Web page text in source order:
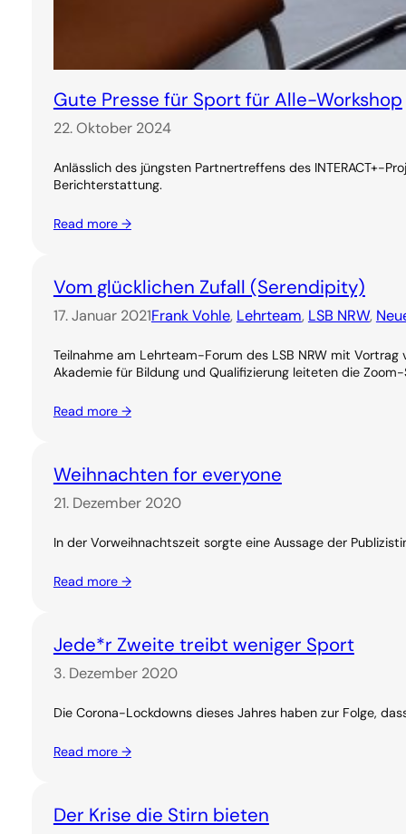
Gute Presse für Sport für Alle-Workshop
22. Oktober 2024
Anlässlich des jüngsten Partnertreffens des INTERACT+-
Berichterstattung.
Read more →
Vom glücklichen Zufall (Serendipity)
17. Januar 2021Frank Vohle, Lehrteam, LSB NRW,
Teilnahme am Lehrteam-Forum des LSB NRW mit
Akademie für Bildung und Qualifizierung leiteten die
Read more →
Weihnachten for everyone
21. Dezember 2020
In der Vorweihnachtszeit sorgte eine Aussage der
Read more →
Jede*r Zweite treibt weniger Sport
3. Dezember 2020
Die Corona-Lockdowns dieses Jahres haben zur Folge,
Read more →
Der Krise die Stirn bieten